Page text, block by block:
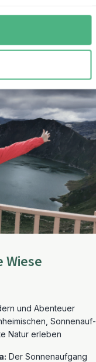
Wiese
und Abenteuer
Sonnenauf-
Natur erleben
Der Sonnenaufgang